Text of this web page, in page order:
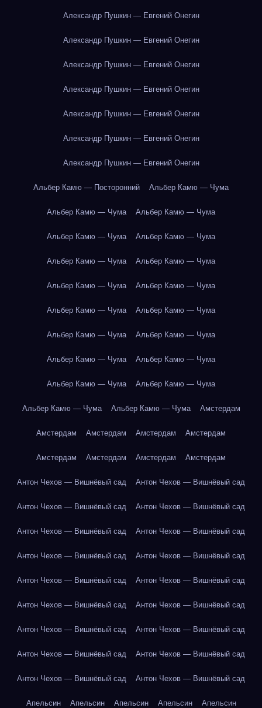
Александр Пушкин — Евгений Онегин
Александр Пушкин — Евгений Онегин
Александр Пушкин — Евгений Онегин
Александр Пушкин — Евгений Онегин
Александр Пушкин — Евгений Онегин
Александр Пушкин — Евгений Онегин
Александр Пушкин — Евгений Онегин
Альбер Камю — Посторонний Альбер Камю — Чума
Альбер Камю — Чума Альбер Камю — Чума
Альбер Камю — Чума Альбер Камю — Чума
Альбер Камю — Чума Альбер Камю — Чума
Альбер Камю — Чума Альбер Камю — Чума
Альбер Камю — Чума Альбер Камю — Чума
Альбер Камю — Чума Альбер Камю — Чума
Альбер Камю — Чума Альбер Камю — Чума
Альбер Камю — Чума Альбер Камю — Чума
Альбер Камю — Чума Альбер Камю — Чума Амстердам
Амстердам Амстердам Амстердам Амстердам
Амстердам Амстердам Амстердам Амстердам
Антон Чехов — Вишнёвый сад Антон Чехов — Вишнёвый сад
Антон Чехов — Вишнёвый сад Антон Чехов — Вишнёвый сад
Антон Чехов — Вишнёвый сад Антон Чехов — Вишнёвый сад
Антон Чехов — Вишнёвый сад Антон Чехов — Вишнёвый сад
Антон Чехов — Вишнёвый сад Антон Чехов — Вишнёвый сад
Антон Чехов — Вишнёвый сад Антон Чехов — Вишнёвый сад
Антон Чехов — Вишнёвый сад Антон Чехов — Вишнёвый сад
Антон Чехов — Вишнёвый сад Антон Чехов — Вишнёвый сад
Антон Чехов — Вишнёвый сад Антон Чехов — Вишнёвый сад
Апельсин Апельсин Апельсин Апельсин Апельсин